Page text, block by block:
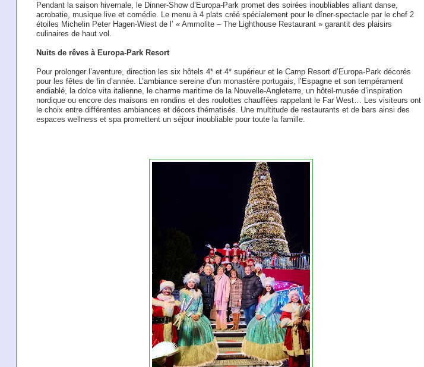
Pendant la saison hivernale, le Dinner-Show d’Europa-Park promet des soirées inoubliables alliant danse,
acrobatie, musique live et comédie. Le menu à 4 plats créé spécialement pour le dîner-spectacle par le chef 2
étoiles Michelin Peter Hagen-Wiest de l’ « Ammolite – The Lighthouse Restaurant » garantit des plaisirs
culinaires de haut vol.
Nuits de rêves à Europa-Park Resort
Pour prolonger l’aventure, direction les six hôtels 4* et 4* supérieur et le Camp Resort d’Europa-Park décorés
pour les fêtes de fin d’année. L’ambiance sereine d’un monastère portugais, l’Espagne et son tempérament
endiablé, la dolce vita italienne, le charme maritime de la Nouvelle-Angleterre, un hôtel-musée d’inspiration
nordique ou encore des maisons en rondins et des roulottes chauffées rappelant le Far West… Les visiteurs ont
le choix entre différentes ambiances et décors thématisés. Une multitude de restaurants et de bars ainsi des
espaces wellness et spa promettent un séjour inoubliable pour toute la famille.